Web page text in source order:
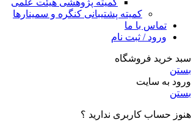
کمیته پژوهشی هیئت علمی
کمیته پشتیبانی کنگره و سمینارها
تماس با ما
ورود / ثبت نام
سبد خرید فروشگاه
بستن
ورود به سایت
بستن
هنوز حساب کاربری ندارید ؟